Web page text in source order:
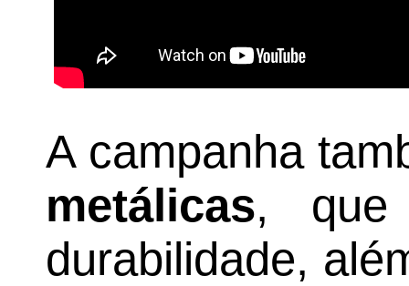
A campanha
metálicas, que
durabilidade,